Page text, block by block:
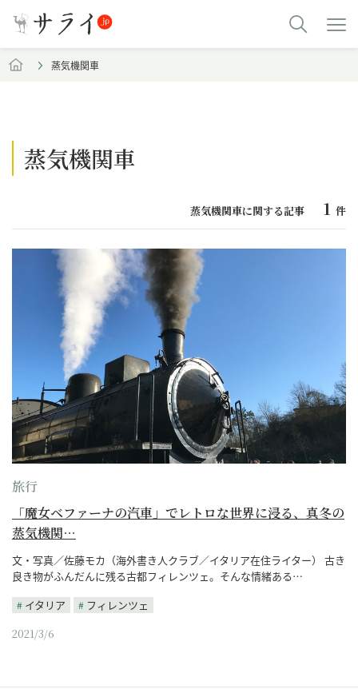
蒸気機関車
蒸気機関車
蒸気機関車に関する記事 1 件
旅行
「魔女ベファーナの汽車」でレトロな世界に浸る、真冬の
蒸気機関…
文・写真／佐藤モカ（海外書き人クラブ／イタリア在住ライター） 古き
良き物がふんだんに残る古都フィレンツェ。そんな情緒ある…
イタリア
フィレンツェ
2021/3/6